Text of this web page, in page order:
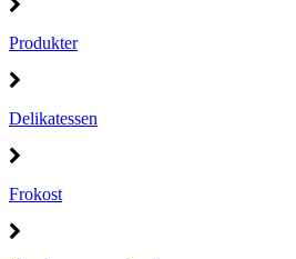
Produkter
Delikatessen
Frokost